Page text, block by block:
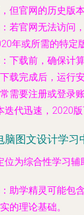
但官网的历史版
：若官网无法访问
年或所需的特定
：下载前，确保计
下载完成后，运行
需要注册或登录
迭代迅速，2020
脑图文设计学习
为综合性学习辅
：助学精灵可能包
的理论基础。